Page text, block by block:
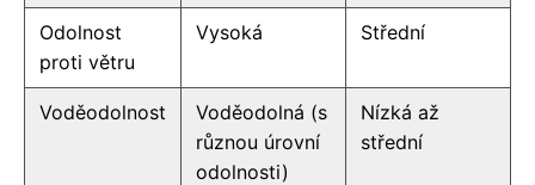
Odolnost
proti větru
Vysoká Střední
Voděodolnost
Voděodolná (s
různou úrovní
odolnosti)
Nízká až
střední